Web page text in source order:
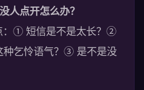
人点开怎么办？
：① 短信是不是太长？②
种乞怜语气？③ 是不是没